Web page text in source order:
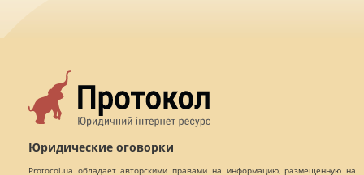
Юридические оговорки
Protocol.ua обладает авторскими правами на информацию, размещенную на